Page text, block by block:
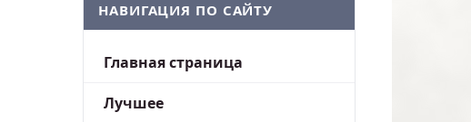
НАВИГАЦИЯ ПО САЙТУ
Главная страница
Лучшее